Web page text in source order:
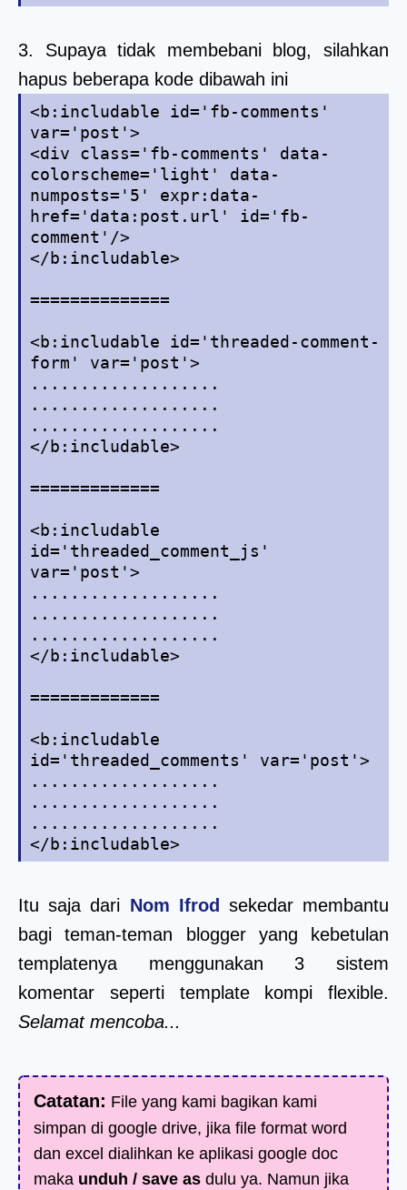
3. Supaya tidak membebani blog, silahkan
hapus beberapa kode dibawah ini
<b:includable id='fb-comments'
var='post'>
<div class='fb-comments' data-
colorscheme='light' data-
numposts='5' expr:data-
href='data:post.url' id='fb-
comment'/>
</b:includable>
==============
<b:includable id='threaded-comment-
form' var='post'>
...................
...................
...................
</b:includable>
=============
<b:includable
id='threaded_comment_js'
var='post'>
...................
...................
...................
</b:includable>
=============
<b:includable
id='threaded_comments' var='post'>
...................
...................
...................
</b:includable>
Itu saja dari Nom Ifrod
sekedar membantu
bagi teman-teman blogger yang kebetulan
templatenya menggunakan 3 sistem
komentar seperti template kompi flexible.
Selamat mencoba...
Catatan: File yang kami bagikan kami
simpan di google drive, jika file format word
dan excel dialihkan ke aplikasi google doc
maka unduh / save as dulu ya. Namun jika